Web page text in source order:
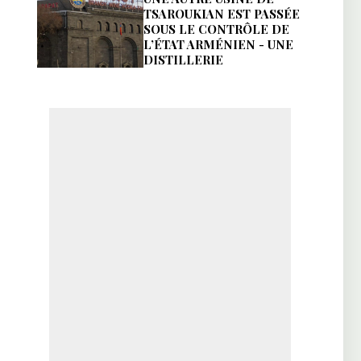
TSAROUKIAN EST PASSÉE
SOUS LE CONTRÔLE DE
L’ÉTAT ARMÉNIEN - UNE
DISTILLERIE